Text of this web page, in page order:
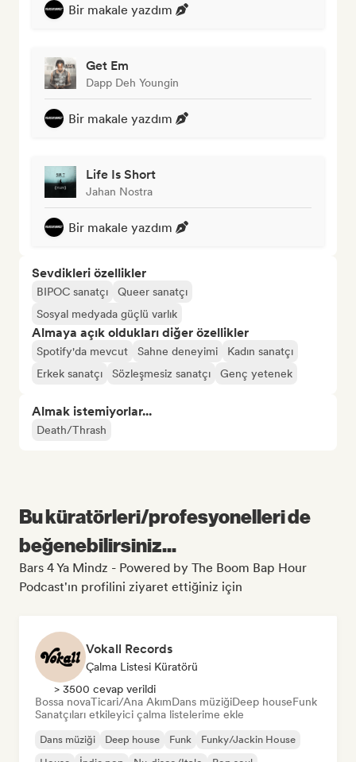
Bir makale yazdım
Get Em
Dapp Deh Youngin
Bir makale yazdım
Life Is Short
Jahan Nostra
Bir makale yazdım
Sevdikleri özellikler
BIPOC sanatçı
Queer sanatçı
Sosyal medyada güçlü varlık
Almaya açık oldukları diğer özellikler
Spotify'da mevcut Sahne deneyimi
Kadın sanatçı
Erkek sanatçı
Sözleşmesiz sanatçı Genç yetenek
Almak istemiyorlar...
Death/Thrash
Bu küratörleri/profesyonelleri de
beğenebilirsiniz...
Bars 4 Ya Mindz - Powered by The Boom Bap Hour
Podcast'ın profilini ziyaret ettiğiniz için
Vokall Records
Çalma Listesi Küratörü
> 3500 cevap verildi
Bossa novaTicari/Ana AkımDans müziğiDeep houseFunk
Sanatçıları etkileyici çalma listelerime ekle
Dans müziği Deep house Funk
Funky/Jackin House